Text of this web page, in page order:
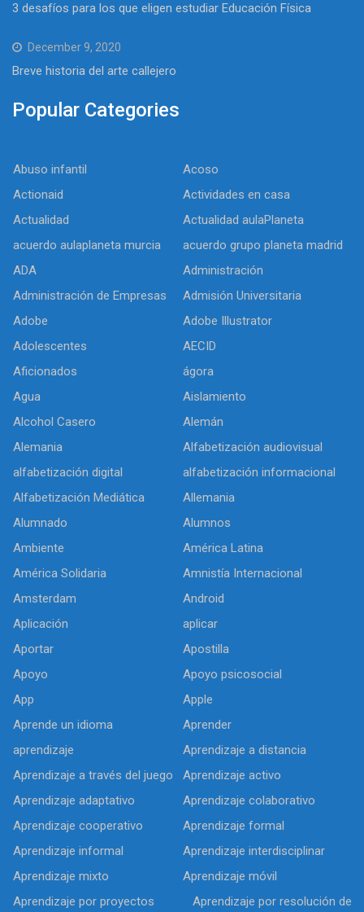
3 desafíos para los que eligen estudiar Educación Física
December 9, 2020
Breve historia del arte callejero
Popular Categories
Abuso infantil
Acoso
Actionaid
Actividades en casa
Actualidad
Actualidad aulaPlaneta
acuerdo aulaplaneta murcia
acuerdo grupo planeta madrid
ADA
Administración
Administración de Empresas
Admisión Universitaria
Adobe
Adobe Illustrator
Adolescentes
AECID
Aficionados
ágora
Agua
Aislamiento
Alcohol Casero
Alemán
Alemania
Alfabetización audiovisual
alfabetización digital
alfabetización informacional
Alfabetización Mediática
Allemania
Alumnado
Alumnos
Ambiente
América Latina
América Solidaria
Amnistía Internacional
Amsterdam
Android
Aplicación
aplicar
Aportar
Apostilla
Apoyo
Apoyo psicosocial
App
Apple
Aprende un idioma
Aprender
aprendizaje
Aprendizaje a distancia
Aprendizaje a través del juego
Aprendizaje activo
Aprendizaje adaptativo
Aprendizaje colaborativo
Aprendizaje cooperativo
Aprendizaje formal
Aprendizaje informal
Aprendizaje interdisciplinar
Aprendizaje mixto
Aprendizaje móvil
Aprendizaje por proyectos
Aprendizaje por resolución de